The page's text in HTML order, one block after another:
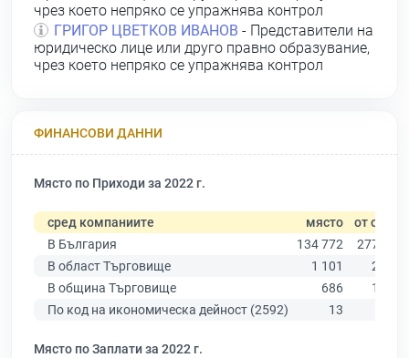
чрез което непряко се упражнява контрол
ГРИГОР ЦВЕТКОВ ИВАНОВ - Представители на
юридическо лице или друго правно образувание,
чрез което непряко се упражнява контрол
ФИНАНСОВИ ДАННИ
Място по Приходи за 2022 г.
сред компаниите място
от общо
В България
134 772
277 019
В област Търговище
1 101
2 275
В община Търговище
686
1 433
По код на икономическа дейност (2592)
13
Място по Заплати за 2022 г.